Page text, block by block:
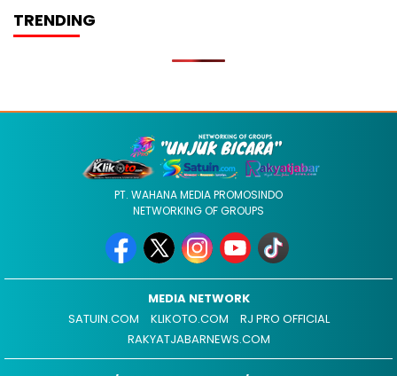
TRENDING
PT. WAHANA MEDIA PROMOSINDO
NETWORKING OF GROUPS
MEDIA NETWORK
SATUIN.COM
KLIKOTO.COM
RJ PRO OFFICIAL
RAKYATJABARNEWS.COM